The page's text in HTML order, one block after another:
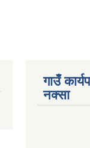
गाउँ
नक्सा